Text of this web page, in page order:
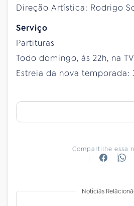
Direção Artística: Rodrigo
Serviço
Partituras
Todo domingo, às 22h, na
Estreia da nova temporada:
Compartilhe essa
Notícias